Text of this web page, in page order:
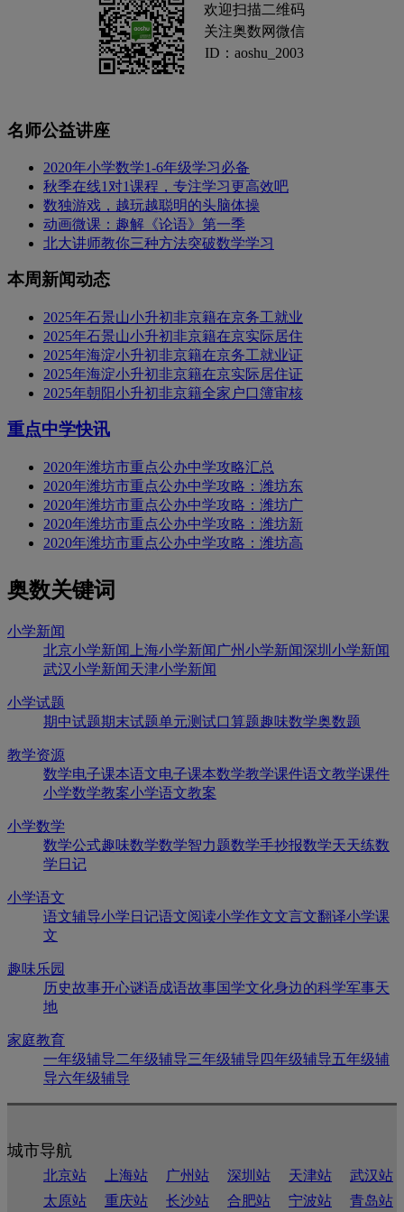
欢迎扫描二维码
关注奥数网微信
ID：aoshu_2003
名师公益讲座
2020年小学数学1-6年级学习必备
秋季在线1对1课程，专注学习更高效吧
数独游戏，越玩越聪明的头脑体操
动画微课：趣解《论语》第一季
北大讲师教你三种方法突破数学学习
本周新闻动态
2025年石景山小升初非京籍在京务工就业
2025年石景山小升初非京籍在京实际居住
2025年海淀小升初非京籍在京务工就业证
2025年海淀小升初非京籍在京实际居住证
2025年朝阳小升初非京籍全家户口簿审核
重点中学快讯
2020年潍坊市重点公办中学攻略汇总
2020年潍坊市重点公办中学攻略：潍坊东
2020年潍坊市重点公办中学攻略：潍坊广
2020年潍坊市重点公办中学攻略：潍坊新
2020年潍坊市重点公办中学攻略：潍坊高
奥数关键词
小学新闻
北京小学新闻
上海小学新闻 广州小学新闻深圳小学新闻
武汉小学新闻 天津小学新闻
小学试题
期中试题期末试题单元测试口算题趣味数学奥数题
教学资源
数学电子课本语文电子课本数学教学课件语文教学课件
小学数学教案小学语文教案
小学数学
数学公式趣味数学数学智力题数学手抄报数学天天练数
学日记
小学语文
语文辅导小学日记语文阅读小学作文文言文翻译小学课
文
趣味乐园
历史故事开心谜语成语故事国学文化身边的科学军事天
地
家庭教育
一年级辅导二年级辅导三年级辅导 四年级辅导五年级辅
导六年级辅导
城市导航
北京站 上海站 广州站 深圳站 天津站
武汉站
太原站
重庆站 长沙站 合肥站 宁波站 青岛站